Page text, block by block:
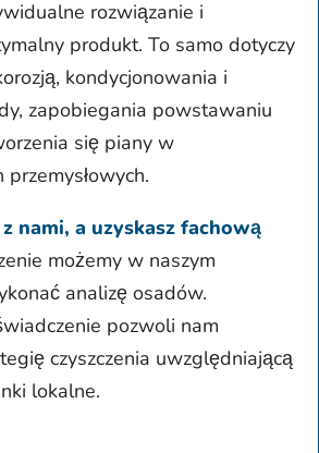
rozwiązanie i
produkt. To samo dotyczy
kondycjonowania i
zapobiegania powstawaniu
się piany w
nami, a uzyskasz fachową
możemy w naszym
analizę osadów.
pozwoli nam
czyszczenia uwzględniającą
lokalne.